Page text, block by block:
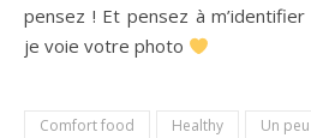
pensez ! Et pensez à
je voie votre photo
Comfort food Healthy Un